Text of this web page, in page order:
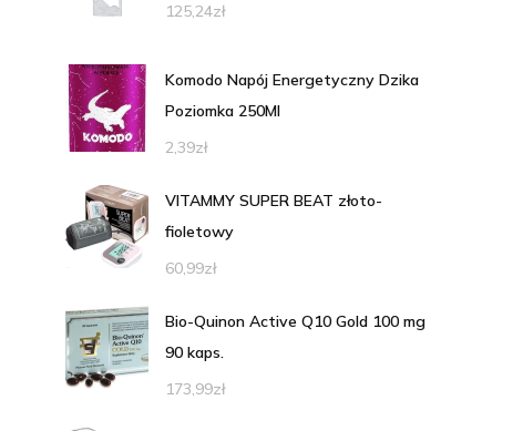
125,24zł
Komodo Napój Energetyczny Dzika
Poziomka 250Ml
2,39zł
VITAMMY SUPER BEAT złoto-
fioletowy
60,99zł
Bio-Quinon Active Q10 Gold 100 mg
90 kaps.
173,99zł